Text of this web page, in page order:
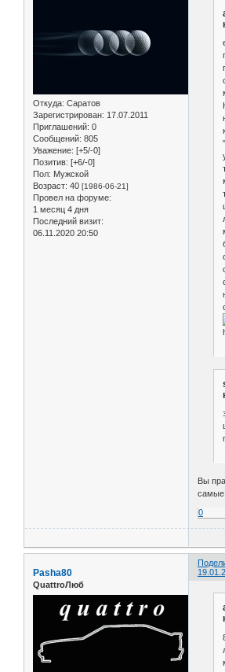
Откуда: Саратов
Зарегистрирован: 17.07.2011
Приглашений: 0
Сообщений: 805
Уважение: [+5/-0]
Позитив: [+6/-0]
Пол: Мужской
Возраст: 40 [1986-06-21]
Провел на форуме:
1 месяц 4 дня
Последний визит:
06.11.2020 20:50
Вы
0
Pasha80
QuattroЛюб